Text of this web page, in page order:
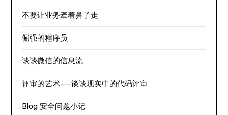
不要让业务牵着鼻子走
倔强的程序员
谈谈微信的信息流
评审的艺术——谈谈现实中的代码评审
Blog 安全问题小记